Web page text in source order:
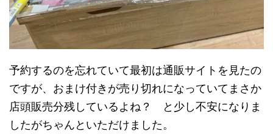
予約するのを忘れていて最初は通販サイトを見たの
ですが、おまけ付きが売り切れになっていてまさか
店頭販売分残しているよね？ と少し不安になりま
したがちゃんといただけました。